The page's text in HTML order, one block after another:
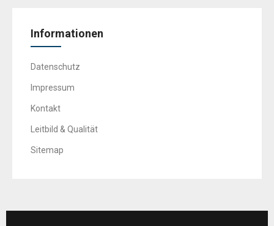
Informationen
Datenschutz
Impressum
Kontakt
Leitbild & Qualität
Sitemap